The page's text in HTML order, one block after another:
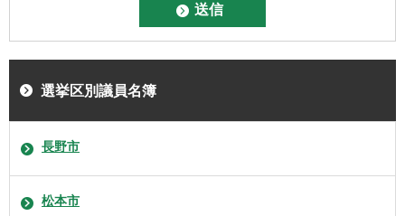
選挙区別議員名簿
長野市
松本市